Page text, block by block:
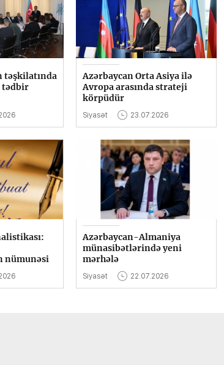
təşkilatında
tədbir
Azərbaycan Orta Asiya ilə
Avropa arasında strateji
körpüdür
Siyasət 23.07.2026
nümunəsi
Azərbaycan-Almaniya
münasibətlərində yeni
mərhələ
Siyasət 22.07.2026